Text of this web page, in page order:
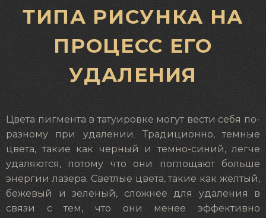
ТИПА РИСУНКА НА
ПРОЦЕСС ЕГО
УДАЛЕНИЯ
Цвета пигмента в татуировке могут вести себя по-
разному при удалении. Традиционно, темные
цвета, такие как черный и темно-синий, легче
удаляются, потому что они поглощают больше
энергии лазера. Светлые цвета, такие как желтый,
бежевый и зеленый, сложнее для удаления в
связи с тем, что они менее эффективно